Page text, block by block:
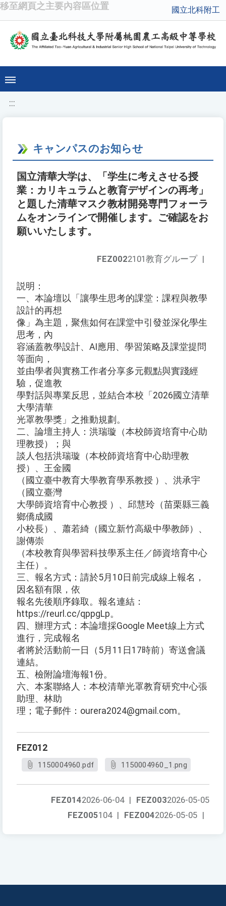
移至網頁之主要內容區位置 國立北科附工
:::
キャンパスのお知らせ
国立清華大学は、「学生に考えさせる授
業：カリキュラムと教育デザインの再考」
と題した清華マスク教材開発専門フォーラ
ムをオンラインで開催します。ご確認をお
願いいたします。
FEZ0022101教育グループ |
説明：
一、本論壇以「讓學生思考的課堂：課程與教學
設計的再想
像」為主題，聚焦如何在課堂中引發並深化學生
思考，內
容涵蓋教學設計、AI應用、學習策略及課堂提問
等面向，
並由學者與實務工作者分享多元觀點與實踐經
驗，促進教
學對話與專業反思，並結合本校「2026國立清華
大學清華
光罩教學獎」之推動規劃。
二、論壇主持人：洪瑞璇（本校師資培育中心助
理教授）；與
談人包括洪瑞璇（本校師資培育中心助理教
授）、王金國
（國立臺中教育大學教育學系教授 ）、洪承宇
（國立臺灣
大學師資培育中心教授 ）、邱慧玲（苗栗縣三義
鄉僑成國
小校長）、蕭若綺（國立新竹高級中學教師）、
謝傳崇
（本校教育與學習科技學系主任／師資培育中心
主任）。
三、報名方式：請於5月10日前完成線上報名，
因名額有限，依
報名先後順序錄取。報名連結：
https://reurl.cc/qppgLp。
四、辦理方式：本論壇採Google Meet線上方式
進行，完成報名
者將於活動前一日（5月11日17時前）寄送會議
連結。
五、檢附論壇海報1份。
六、本案聯絡人：本校清華光罩教育研究中心張
助理、林助
理；電子郵件：ourera2024@gmail.com。
FEZ012
1150004960.pdf 1150004960_1.png
FEZ0032026-05-05
FEZ0142026-06-04 |
FEZ0042026-05-05 |
FEZ005104 |